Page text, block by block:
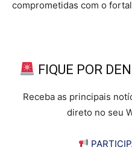
comprometidas com o
FIQUE POR
Receba as principais
direto no seu